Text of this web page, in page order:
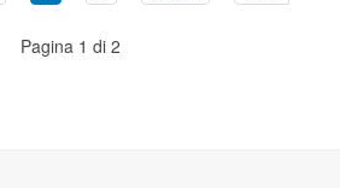
Pagina 1 di 2